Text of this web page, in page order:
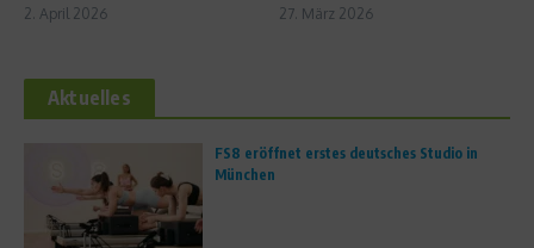
2. April 2026 27. März 2026
Aktuelles
FS8 eröffnet erstes deutsches Studio in
München